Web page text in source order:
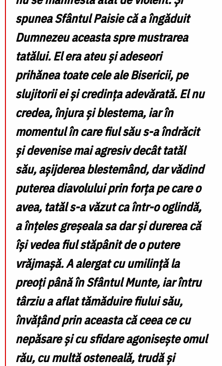
spunea Sfântul Paisie că a îngăduit
Dumnezeu aceasta spre mustrarea
tatălui. El era ateu și adeseori
prihănea toate cele ale Bisericii, pe
slujitorii ei și credința adevărată. El nu
credea, înjura și blestema, iar în
momentul în care fiul său s-a îndrăcit
și devenise mai agresiv decât tatăl
său, așijderea blestemând, dar vădind
puterea diavolului prin forța pe care o
avea, tatăl s-a văzut ca într-o oglindă,
a înțeles greșeala sa dar și durerea că
își vedea fiul stăpânit de o putere
vrăjmașă. A alergat cu umilință la
preoți până în Sfântul Munte, iar întru
târziu a aflat tămăduire fiului său,
învățând prin aceasta că ceea ce cu
nepăsare și cu sfidare agonisește omul
rău, cu multă osteneală, trudă și